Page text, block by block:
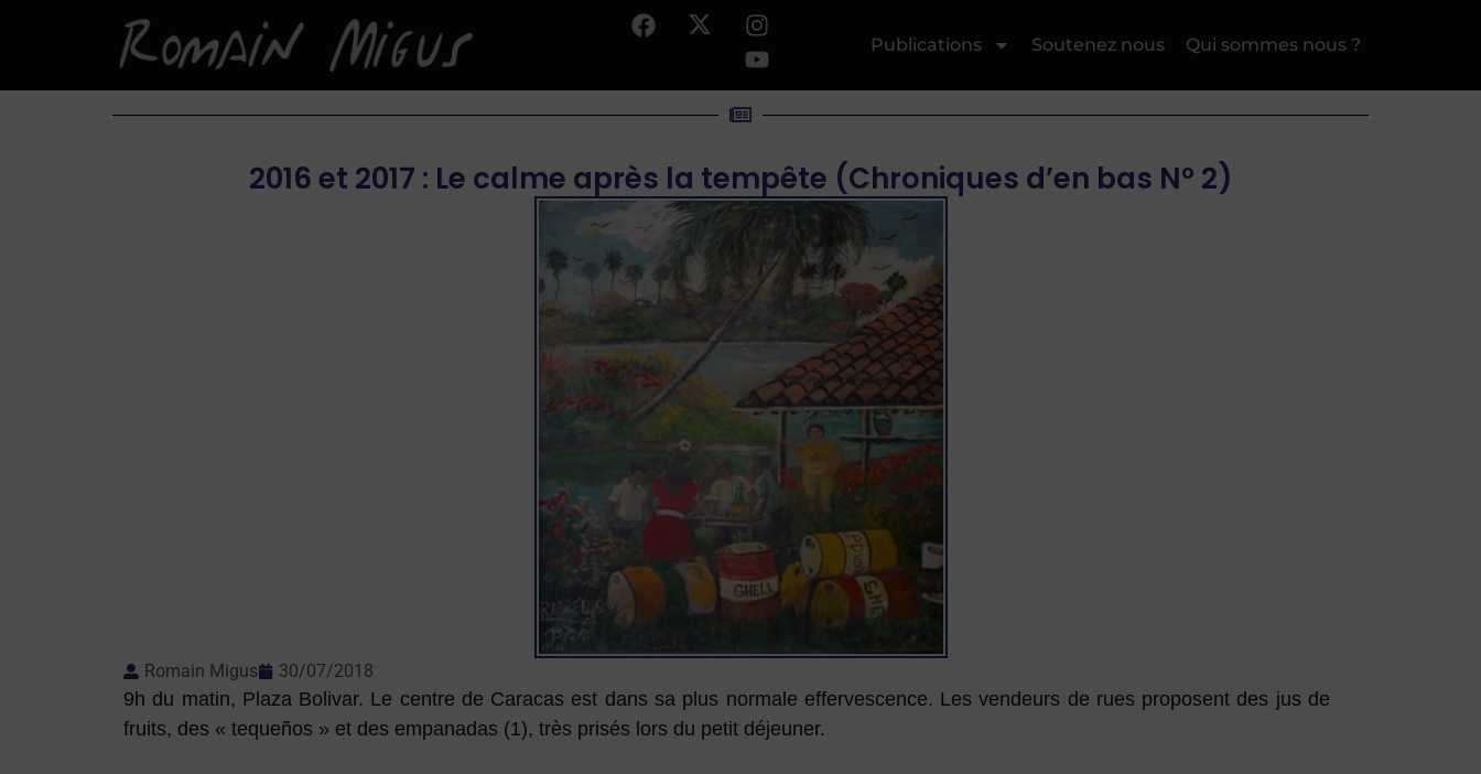
Publications Soutenez nous Qui sommes nous ?
2016 et 2017 : Le calme après la tempête (Chroniques d’en bas N° 2)
Romain Migus 30/07/2018
9h du matin, Plaza Bolivar. Le centre de Caracas est dans sa plus normale effervescence. Les vendeurs de rues proposent des jus de
fruits, des « tequeños » et des empanadas (1), très prisés lors du petit déjeuner.